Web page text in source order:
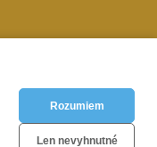
Rozumiem
Len nevyhnutné